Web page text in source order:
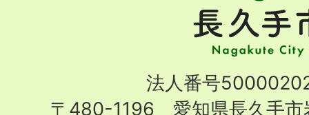
手
市
City
法人番号
〒480-1196 愛知県長久手市